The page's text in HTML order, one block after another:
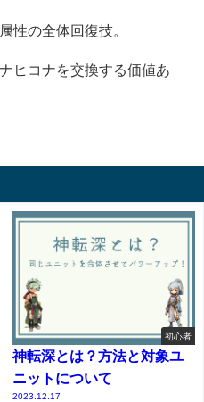
性の全体回復技。
ヒコナを交換する価値あ
初心者
神転深とは？方法と対象ユ
ニットについて
2023.12.17